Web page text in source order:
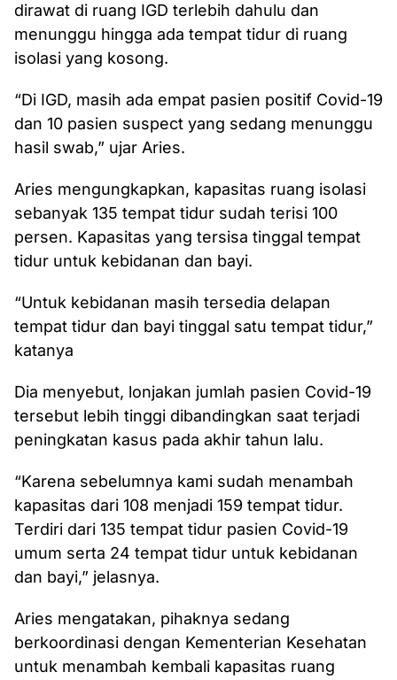
dirawat di ruang IGD terlebih dahulu dan
menunggu hingga ada tempat tidur di ruang
isolasi yang kosong.
“Di IGD, masih ada empat pasien positif Covid-19
dan 10 pasien suspect yang sedang menunggu
hasil swab,” ujar Aries.
Aries mengungkapkan, kapasitas ruang isolasi
sebanyak 135 tempat tidur sudah terisi 100
persen. Kapasitas yang tersisa tinggal tempat
tidur untuk kebidanan dan bayi.
“Untuk kebidanan masih tersedia delapan
tempat tidur dan bayi tinggal satu tempat tidur,”
katanya
‎Dia menyebut, lonjakan jumlah pasien Covid-19
tersebut lebih tinggi dibandingkan saat terjadi
peningkatan kasus pada akhir tahun lalu.
“Karena sebelumnya kami sudah menambah
kapasitas dari 108 menjadi 159 tempat tidur.
Terdiri dari 135 tempat tidur pasien Covid-19
umum serta 24 tempat tidur untuk kebidanan
dan bayi,” jelasnya.
‎Aries mengatakan, pihaknya sedang
berkoordinasi dengan Kementerian Kesehatan
untuk menambah kembali kapasitas ruang